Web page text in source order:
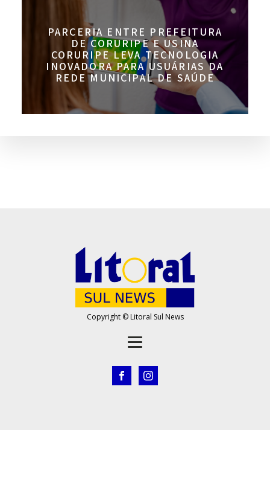
PARCERIA ENTRE PREFEITURA
DE CORURIPE E USINA
CORURIPE LEVA TECNOLOGIA
INOVADORA PARA USUÁRIAS DA
REDE MUNICIPAL DE SAÚDE
Copyright © Litoral Sul News